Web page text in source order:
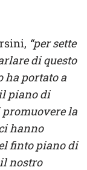
“per sette
di questo
ha portato a
piano di
la
hanno
finto piano di
nostro